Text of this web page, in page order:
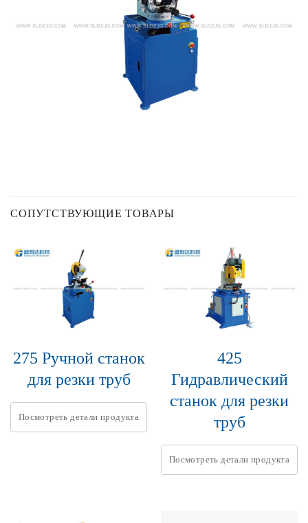
СОПУТСТВУЮЩИЕ ТОВАРЫ
275 Ручной станок
для резки труб
Посмотреть детали продукта
425
Гидравлический
станок для резки
труб
Посмотреть детали продукта